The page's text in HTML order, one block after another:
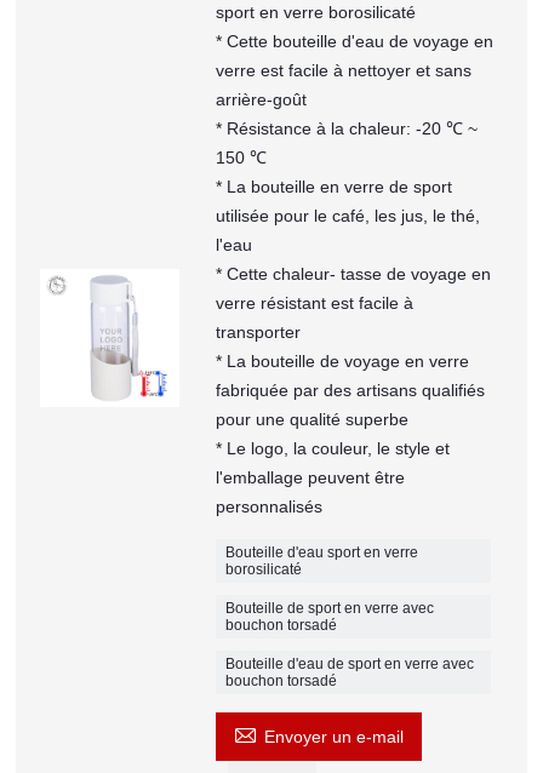
sport en verre borosilicaté
* Cette bouteille d'eau de voyage en
verre est facile à nettoyer et sans
arrière-goût
* Résistance à la chaleur: -20 ℃ ~
150 ℃
* La bouteille en verre de sport
utilisée pour le café, les jus, le thé,
l'eau
* Cette chaleur- tasse de voyage en
verre résistant est facile à
transporter
* La bouteille de voyage en verre
fabriquée par des artisans qualifiés
pour une qualité superbe
* Le logo, la couleur, le style et
l'emballage peuvent être
personnalisés
Bouteille d'eau sport en verre
borosilicaté
Bouteille de sport en verre avec
bouchon torsadé
Bouteille d'eau de sport en verre avec
bouchon torsadé
 Envoyer un e-mail